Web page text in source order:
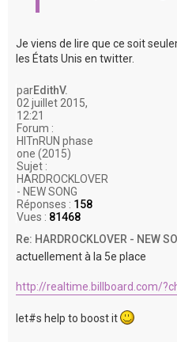
Je viens de lire que ce soit
les États Unis en twitter.
parEdithV.
02 juillet 2015,
12:21
Forum :
HITnRUN phase
one (2015)
Sujet :
HARDROCKLOVER
- NEW SONG
Réponses : 158
Vues : 81468
Re: HARDROCKLOVER - NEW
actuellement à la 5e place
http://realtime.billboard.com/
let#s help to boost it